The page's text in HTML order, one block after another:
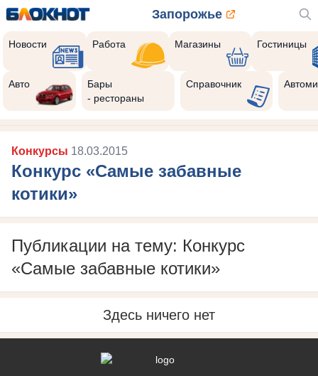
Запорожье
Новости Работа Магазины Гостиницы
Авто
Бары
- рестораны
Справочник
Конкурсы 18.03.2015
Конкурс «Самые забавные
котики»
Публикации на тему: Конкурс
«Самые забавные котики»
Здесь ничего нет